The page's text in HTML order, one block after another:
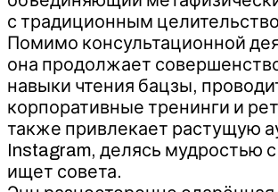
с традиционным
Помимо консультационной
она продолжает
навыки чтения бацзы,
корпоративные тренинги и
также привлекает растущую
Instagram, делясь мудростью
ищет совета.